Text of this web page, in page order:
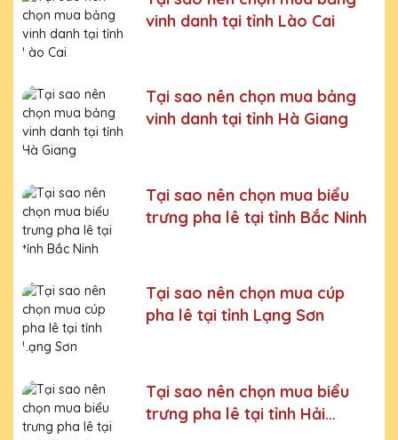
Bước 6: Gọi điện xác nhận với khách hàng
Chúng tôi luôn tuân thủ quy trình làm việc chuyên nghiệp
và nghiêm ngặt ở từng khâu sản xuất.
trường Miền Bắc
Chúng tôi là đơn vị sản xuất trực tiếp, uy tín, giá rẻ. Nhận
đơn mọi số lượng, nhận làm những mẫu không có sẵn,
Quà tặng Cúp Pha Lê Vinh Danh An Thảo cung cấp tới
Quý khách hàng thành phẩm bao gồm hộp xi lót lụa
vàng, với 2 màu lựa chọn xanh hoặc đỏ làm tăng thêm
tính trang trọng cho sản phẩm.
sang trọng, gửi đến người nhận những ý nghĩa to lớn:
- Vinh danh cá nhân, tập thể đạt thành tích xuất sắc
- Tặng phẩm chứng nhận cho những nỗ lực, cố gắng của
- Tri ân, thay lời cảm ơn gửi đến những cá nhân, tổ chức
đã cống hiến, đóng góp cho doanh nghiệp, cho cộng
đồng
vinh danh tại tỉnh Lào Cai
Tại sao nên chọn mua bảng
vinh danh tại tỉnh Hà Giang
Tại sao nên chọn mua biểu
trưng pha lê tại tỉnh Bắc Ninh
Tại sao nên chọn mua cúp
pha lê tại tỉnh Lạng Sơn
Tại sao nên chọn mua biểu
trưng pha lê tại tỉnh Hải